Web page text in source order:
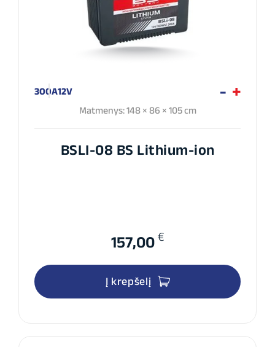
300A12V
Matmenys: 148 × 86 × 105 cm
BSLI-08 BS Lithium-ion
157,00 €
Į krepšelį